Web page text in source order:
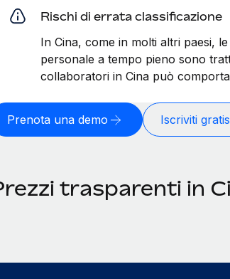
Rischi di errata classificazione
In Cina, come in molti altri paesi,
personale a tempo pieno sono
collaboratori in Cina può
Prenota una demo Iscriviti gratis
trasparenti in